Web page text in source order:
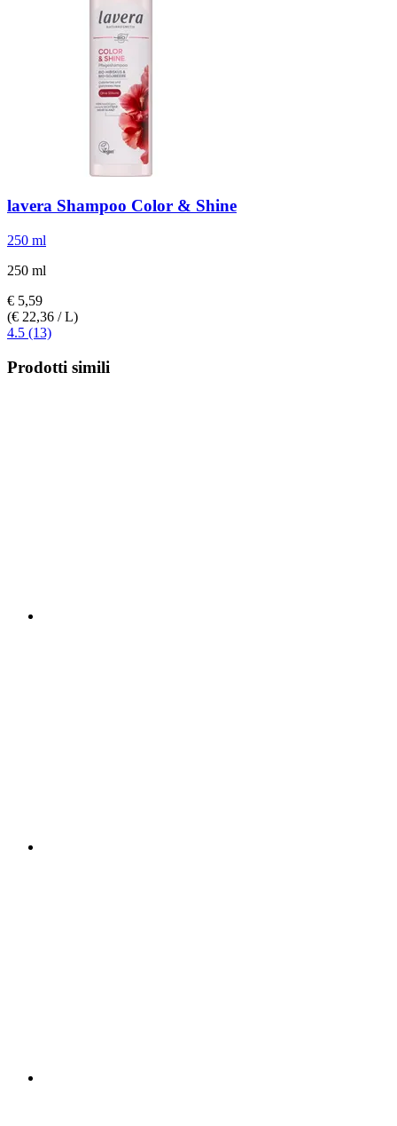
lavera Shampoo Color & Shine
250 ml
250 ml
€ 5,59
(€ 22,36 / L)
4.5 (13)
Prodotti simili